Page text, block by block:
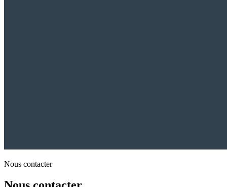
Nous contacter